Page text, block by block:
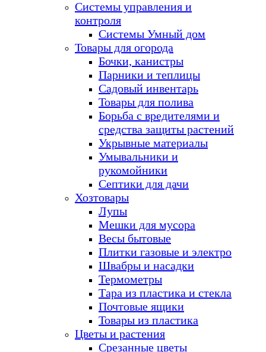
Системы управления и
контроля
Системы Умный дом
Товары для огорода
Бочки, канистры
Парники и теплицы
Садовый инвентарь
Товары для полива
Борьба с вредителями и
средства защиты растений
Укрывные материалы
Умывальники и
рукомойники
Септики для дачи
Хозтовары
Лупы
Мешки для мусора
Весы бытовые
Плитки газовые и электро
Швабры и насадки
Термометры
Тара из пластика и стекла
Почтовые ящики
Товары из пластика
Цветы и растения
Срезанные цветы